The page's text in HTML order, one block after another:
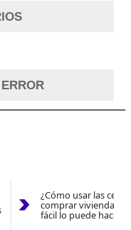
¿Cómo usar las
comprar vivienda
fácil lo puede hacer